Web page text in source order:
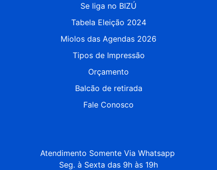
Se liga no BIZÚ
Tabela Eleição 2024
Miolos das Agendas 2026
Tipos de Impressão
Orçamento
Balcão de retirada
Fale Conosco
Atendimento Somente Via Whatsapp
Seg. à Sexta das 9h às 19h